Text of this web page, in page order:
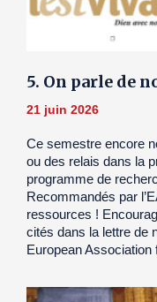
5. On parle de
21 juin 2026
Ce semestre encore
ou des relais dans la
programme de
Recommandés par
ressources !
cités dans la lettre de
European